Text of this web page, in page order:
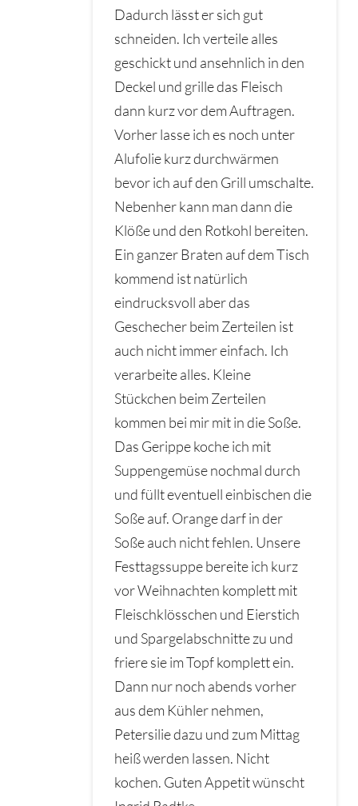
Dadurch lässt er sich gut
schneiden. Ich verteile alles
geschickt und ansehnlich in den
Deckel und grille das Fleisch
dann kurz vor dem Auftragen.
Vorher lasse ich es noch unter
Alufolie kurz durchwärmen
bevor ich auf den Grill umschalte.
Nebenher kann man dann die
Klöße und den Rotkohl bereiten.
Ein ganzer Braten auf dem Tisch
kommend ist natürlich
eindrucksvoll aber das
Geschecher beim Zerteilen ist
auch nicht immer einfach. Ich
verarbeite alles. Kleine
Stückchen beim Zerteilen
kommen bei mir mit in die Soße.
Das Gerippe koche ich mit
Suppengemüse nochmal durch
und füllt eventuell einbischen die
Soße auf. Orange darf in der
Soße auch nicht fehlen. Unsere
Festtagssuppe bereite ich kurz
vor Weihnachten komplett mit
Fleischklösschen und Eierstich
und Spargelabschnitte zu und
friere sie im Topf komplett ein.
Dann nur noch abends vorher
aus dem Kühler nehmen,
Petersilie dazu und zum Mittag
heiß werden lassen. Nicht
kochen. Guten Appetit wünscht